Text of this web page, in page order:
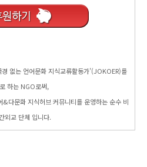
없는 언어문화 지식교류활동가’(JOKOER)를
하는 NGO로써,
다문화 지식허브 커뮤니티를 운영하는 순수 비
외교 단체 입니다.